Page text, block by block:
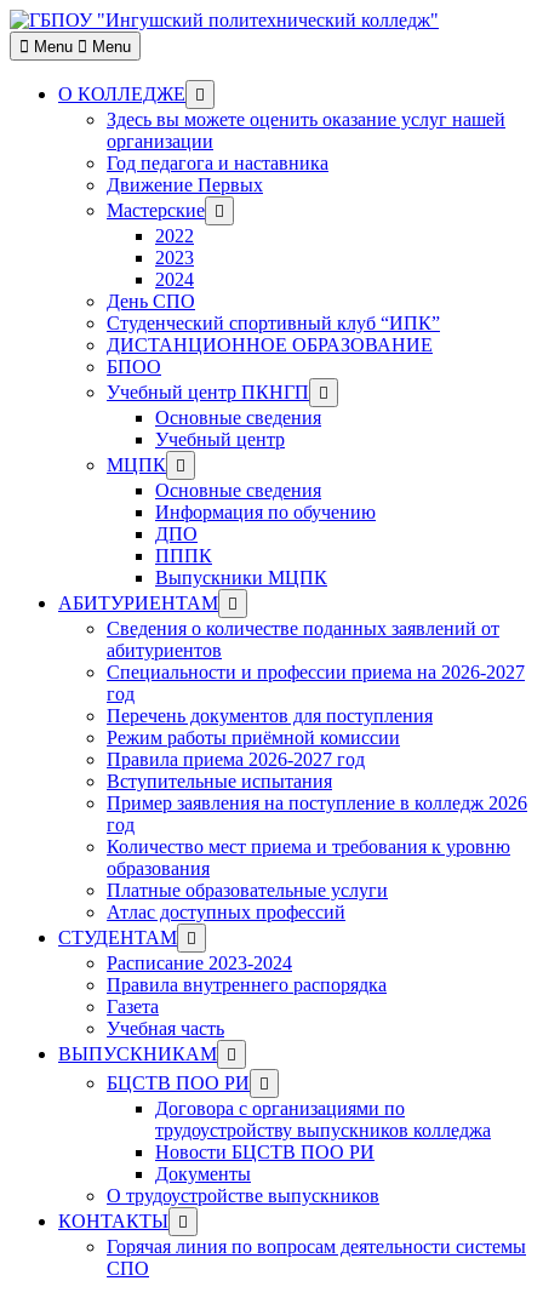
Skip
to
content
Menu Menu
О КОЛЛЕДЖЕ
Show
sub
menu
Здесь вы можете оценить оказание услуг нашей
организации
Год педагога и наставника
Движение Первых
Мастерские Show
sub
2022
2023
2024
День СПО
Студенческий спортивный клуб “ИПК”
ДИСТАНЦИОННОЕ ОБРАЗОВАНИЕ
БПОО
Учебный центр ПКНГП
Show
sub
menu
Основные сведения
Учебный центр
МЦПК Show
sub
menu
Основные сведения
Информация по обучению
ДПО
ПППК
Выпускники МЦПК
АБИТУРИЕНТАМ Show
sub
menu
Сведения о количестве поданных заявлений от
абитуриентов
Специальности и профессии приема на 2026-2027
год
Перечень документов для поступления
Режим работы приёмной комиссии
Правила приема 2026-2027 год
Вступительные испытания
Пример заявления на поступление в колледж 2026
год
Количество мест приема и требования к уровню
образования
Платные образовательные услуги
Атлас доступных профессий
СТУДЕНТАМ Show
sub
menu
Расписание 2023-2024
Правила внутреннего распорядка
Газета
Учебная часть
ВЫПУСКНИКАМ Show
sub
menu
БЦСТВ ПОО РИ
Show
sub
menu
Договора с организациями по
трудоустройству выпускников колледжа
Новости БЦСТВ ПОО РИ
Документы
О трудоустройстве выпускников
КОНТАКТЫ Show
sub
menu
Горячая линия по вопросам деятельности системы
СПО